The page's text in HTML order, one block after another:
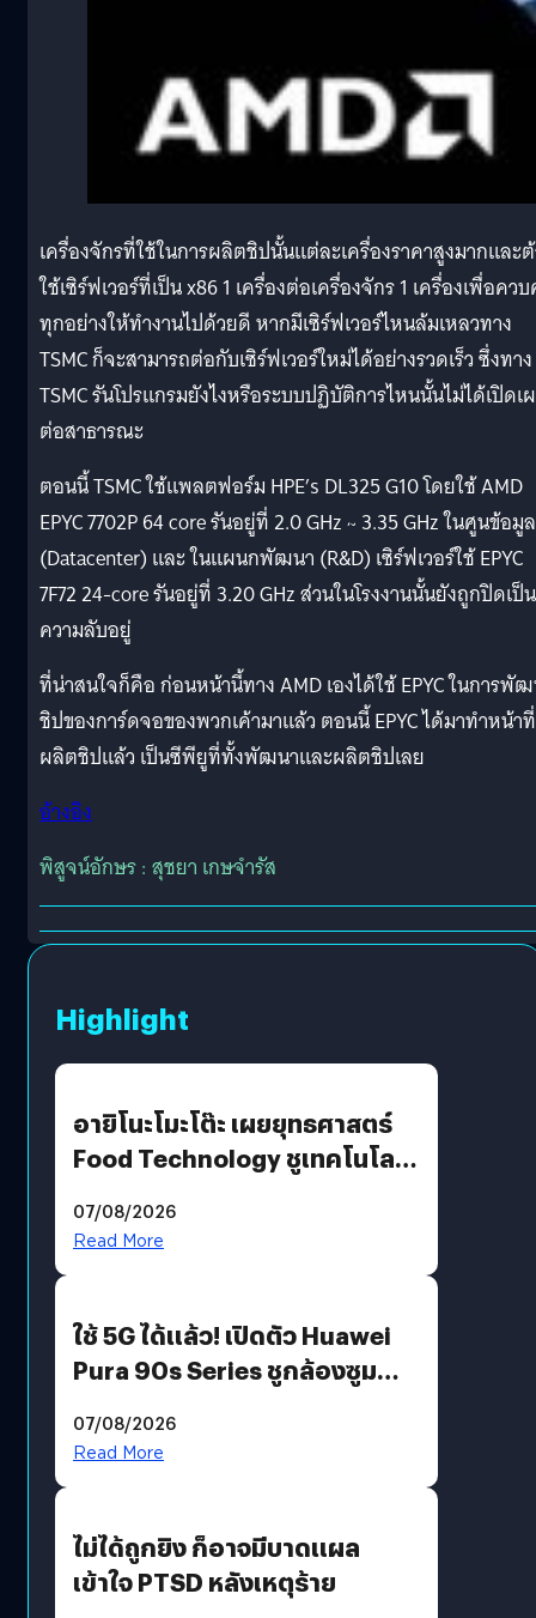
เครื่องจักรที่ใช้ในการผลิตชิปนั้นแต่ละเครื่องราคาสูงมากและ
ใช้เซิร์ฟเวอร์ที่เป็น x86 1 เครื่องต่อเครื่องจักร 1 เครื่องเพื่อคว
ทุกอย่างให้ทำงานไปด้วยดี หากมีเซิร์ฟเวอร์ไหนล้มเหลวทาง
TSMC ก็จะสามารถต่อกับเซิร์ฟเวอร์ใหม่ได้อย่างรวดเร็ว ซึ่งทาง
TSMC รันโปรแกรมยังไงหรือระบบปฏิบัติการไหนนั้นไม่ได้เปิดเ
ต่อสาธารณะ
ตอนนี้ TSMC ใช้แพลตฟอร์ม HPE’s DL325 G10 โดยใช้ AMD
EPYC 7702P 64 core รันอยู่ที่ 2.0 GHz ~ 3.35 GHz ในศูนข้อมูล
(Datacenter) และ ในแผนกพัฒนา (R&D) เซิร์ฟเวอร์ใช้ EPYC
7F72 24-core รันอยู่ที่ 3.20 GHz ส่วนในโรงงานนั้นยังถูกปิดเป็น
ความลับอยู่
ที่น่าสนใจก็คือ ก่อนหน้านี้ทาง AMD เองได้ใช้ EPYC ในการพั
ชิปของการ์ดจอของพวกเค้ามาแล้ว ตอนนี้ EPYC ได้มาทำหน้าที่
ผลิตชิปแล้ว เป็นซีพียูที่ทั้งพัฒนาและผลิตชิปเลย
อ้างอิง
พิสูจน์อักษร : สุชยา เกษจำรัส
Highlight
อายิโนะโมะโต๊ะ เผยยุทธศาสตร์
Food Technology ชูเทคโนโลยี
บริโภคและ B2B
07/08/2026
Read More
ใช้ 5G ได้แล้ว! เปิดตัว Huawei
Pura 90s Series ชูกล้องซูม
07/08/2026
Read More
ไม่ได้ถูกยิง ก็อาจมีบาดแผล
เข้าใจ PTSD หลังเหตุร้าย